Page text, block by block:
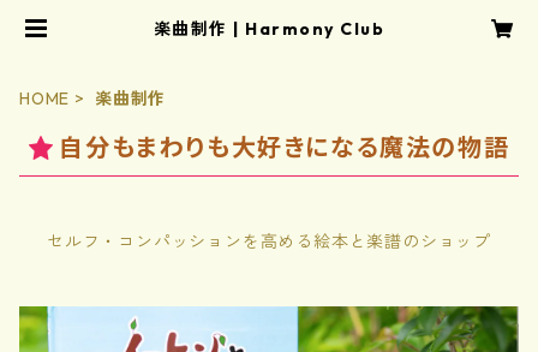
楽曲制作 | Harmony Club
HOME 楽曲制作
自分もまわりも大好きになる魔法の物語
セルフ・コンパッションを高める絵本と楽譜のショップ